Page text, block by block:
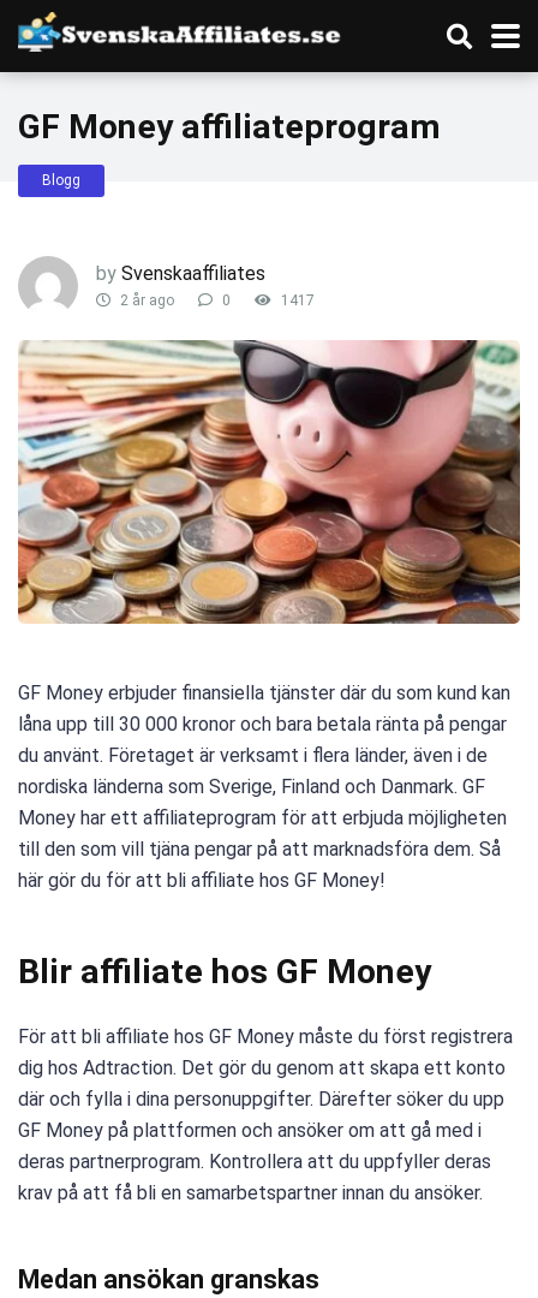
GF Money affiliateprogram
Blogg
by Svenskaaffiliates
2 år ago 0 1417
GF Money erbjuder finansiella tjänster där du som kund kan
låna upp till 30 000 kronor och bara betala ränta på pengar
du använt. Företaget är verksamt i flera länder, även i de
nordiska länderna som Sverige, Finland och Danmark. GF
Money har ett affiliateprogram för att erbjuda möjligheten
till den som vill tjäna pengar på att marknadsföra dem. Så
här gör du för att bli affiliate hos GF Money!
Blir affiliate hos GF Money
För att bli affiliate hos GF Money måste du först registrera
dig hos Adtraction. Det gör du genom att skapa ett konto
där och fylla i dina personuppgifter. Därefter söker du upp
GF Money på plattformen och ansöker om att gå med i
deras partnerprogram. Kontrollera att du uppfyller deras
krav på att få bli en samarbetspartner innan du ansöker.
Medan ansökan granskas